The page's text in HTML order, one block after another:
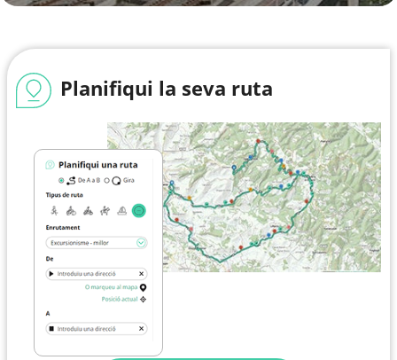
Planifiqui la seva ruta